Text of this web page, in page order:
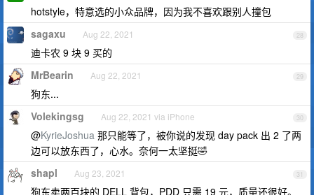
hotstyle，特意选的小众品牌，因为我不喜欢跟别人撞包
28
sagaxu Aug 22, 2021
迪卡农 9 块 9 买的
29
MrBearin Aug 22, 2021
狗东...
30
Volekingsg Aug 22, 2021 via iPhone
@KyrieJoshua 那只能等了，被你说的发现 day pack 出 2 了两
边可以放东西了，心水。奈何一太坚挺🤣
31
shapl Aug 23, 2021
狗东卖两百块的 DELL 背包，PDD 只需 19 元，质量还很好。